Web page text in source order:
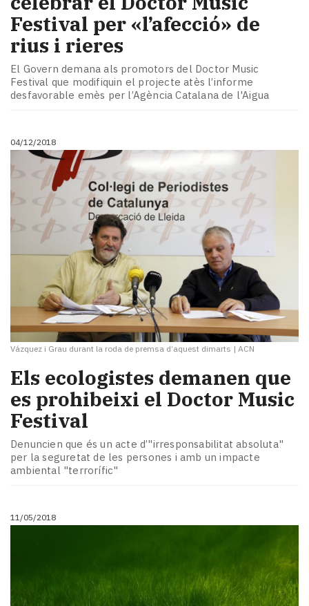
Festival per «l’afecció» de
rius i rieres
El Govern demana als promotors del Doctor Music
Festival que modifiquin el projecte atès l’informe
desfavorable emès per l’Agència Catalana de l'Aigua
04/12/2018
Vázquez i Grau durant la roda de premsa d’aquest dimarts | ACN
Els ecologistes demanen que
es prohibeixi el Doctor Music
Festival
Denuncien que és un acte d’"irresponsabilitat absoluta"
per la seguretat de les persones i amb un impacte
ambiental "terrorífic"
11/05/2018